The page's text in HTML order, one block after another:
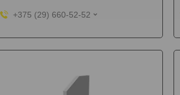
+375 (29) 660-52-52